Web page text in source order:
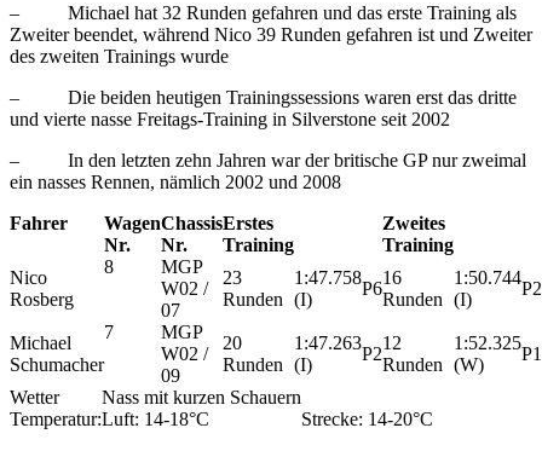
– Michael hat 32 Runden gefahren und das erste Training als
Zweiter beendet, während Nico 39 Runden gefahren ist und Zweiter
des zweiten Trainings wurde
– Die beiden heutigen Trainingssessions waren erst das dritte
und vierte nasse Freitags-Training in Silverstone seit 2002
– In den letzten zehn Jahren war der britische GP nur zweimal
ein nasses Rennen, nämlich 2002 und 2008
Fahrer
Wagen
Nr.
Chassis
Nr.
Erstes
Training
Zweites
Training
Nico
Rosberg
8
MGP
W02 /
07
23
Runden
1:47.758
(I)
P6
16
Runden
1:50.744
(I)
P2
Michael
Schumacher
7
MGP
W02 /
09
20
Runden
1:47.263
(I)
P2
12
Runden
1:52.325
(W)
Wetter
Nass mit kurzen Schauern
Temperatur:Luft: 14-18°C Strecke: 14-20°C